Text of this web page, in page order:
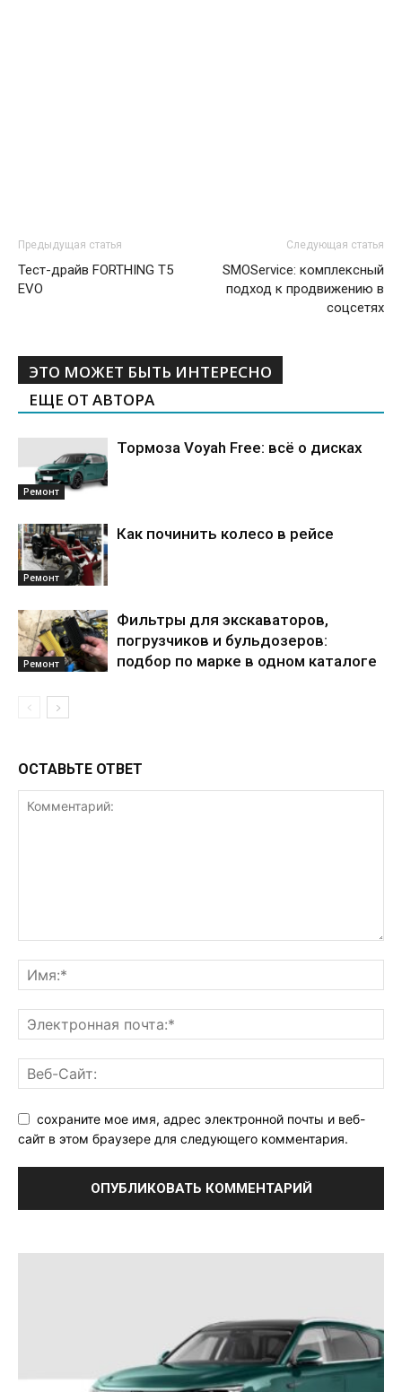
Предыдущая статья
Тест-драйв FORTHING T5
EVO
Следующая статья
SMOService: комплексный
подход к продвижению в
соцсетях
ЭТО МОЖЕТ БЫТЬ ИНТЕРЕСНО
ЕЩЕ ОТ АВТОРА
Ремонт
Тормоза Voyah Free: всё о дисках
Ремонт
Как починить колесо в рейсе
Ремонт
Фильтры для экскаваторов,
погрузчиков и бульдозеров:
подбор по марке в одном каталоге
ОСТАВЬТЕ ОТВЕТ
сохраните мое имя, адрес электронной почты и веб-
сайт в этом браузере для следующего комментария.